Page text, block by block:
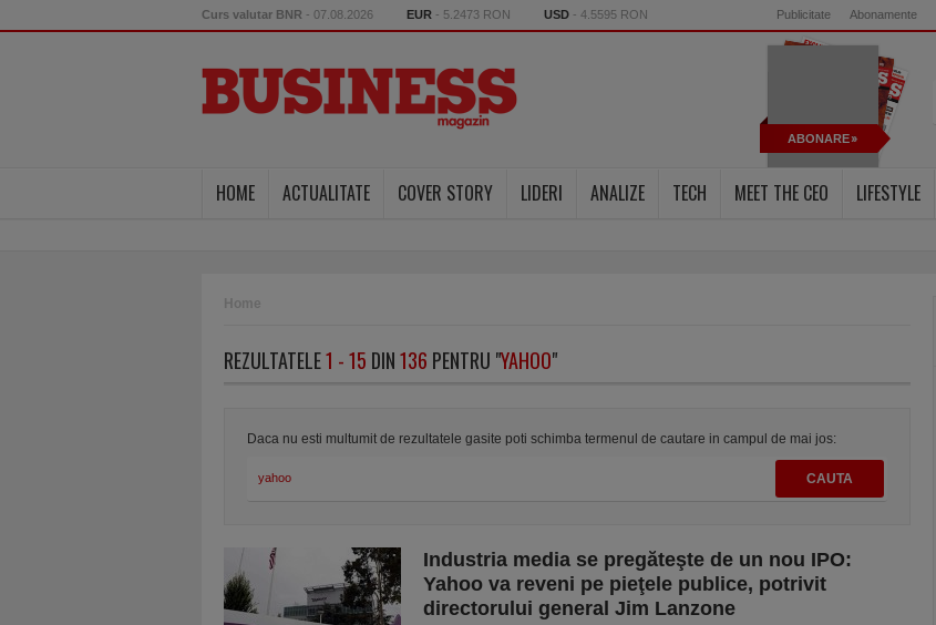
Curs valutar BNR - 07.08.2026 EUR - 5.2473 RON USD - 4.5595 RON Publicitate Abonamente
ABONARE
HOME ACTUALITATE COVER STORY LIDERI ANALIZE TECH MEET THE CEO LIFESTYLE
Home
REZULTATELE1 - 15 DIN136 PENTRU "YAHOO"
Daca nu esti multumit de rezultatele gasite poti schimba termenul de cautare in campul de mai jos:
Industria media se pregăteşte de un nou IPO:
Yahoo va reveni pe pieţele publice, potrivit
directorului general Jim Lanzone